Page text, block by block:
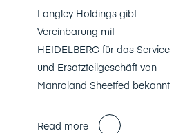
Langley Holdings gibt
Vereinbarung mit
HEIDELBERG für das Service
und Ersatzteilgeschäft von
Manroland Sheetfed bekannt
Read more